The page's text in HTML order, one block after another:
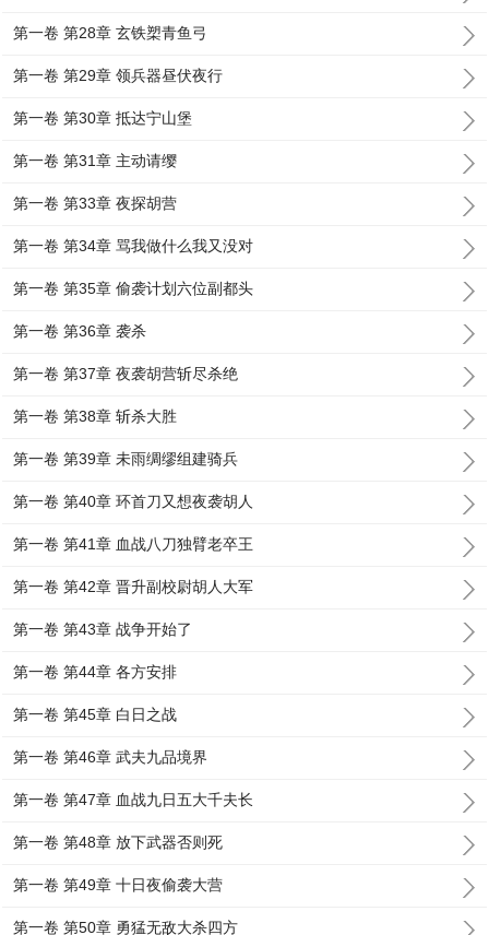
第一卷 第28章 玄铁槊青鱼弓
第一卷 第29章 领兵器昼伏夜行
第一卷 第30章 抵达宁山堡
第一卷 第31章 主动请缨
第一卷 第33章 夜探胡营
第一卷 第34章 骂我做什么我又没对
第一卷 第35章 偷袭计划六位副都头
第一卷 第36章 袭杀
第一卷 第37章 夜袭胡营斩尽杀绝
第一卷 第38章 斩杀大胜
第一卷 第39章 未雨绸缪组建骑兵
第一卷 第40章 环首刀又想夜袭胡人
第一卷 第41章 血战八刀独臂老卒王
第一卷 第42章 晋升副校尉胡人大军
第一卷 第43章 战争开始了
第一卷 第44章 各方安排
第一卷 第45章 白日之战
第一卷 第46章 武夫九品境界
第一卷 第47章 血战九日五大千夫长
第一卷 第48章 放下武器否则死
第一卷 第49章 十日夜偷袭大营
第一卷 第50章 勇猛无敌大杀四方